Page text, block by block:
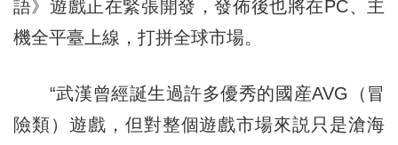
語》遊戲正在緊張開發，發佈後也將在PC、主
機全平臺上線，打拼全球市場。
“武漢曾經誕生過許多優秀的國産AVG（冒
險類）遊戲，但對整個遊戲市場來説只是滄海